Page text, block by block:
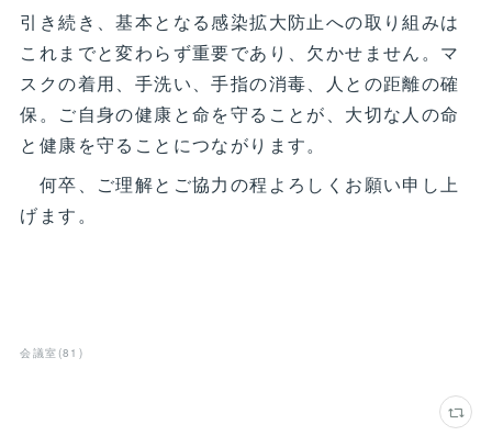
引き続き、基本となる感染拡大防止への取り組みは
これまでと変わらず重要であり、欠かせません。マ
スクの着用、手洗い、手指の消毒、人との距離の確
保。ご自身の健康と命を守ることが、大切な人の命
と健康を守ることにつながります。
何卒、ご理解とご協力の程よろしくお願い申し上
げます。
会議室 (81 )